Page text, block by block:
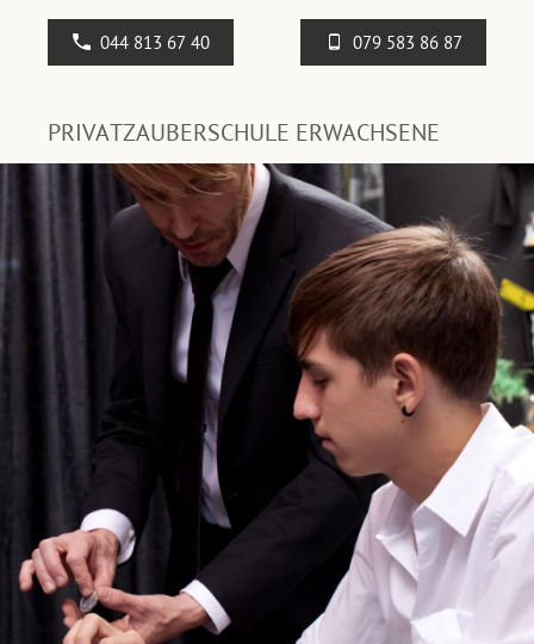
044 813 67 40 079 583 86 87
PRIVATZAUBERSCHULE ERWACHSENE